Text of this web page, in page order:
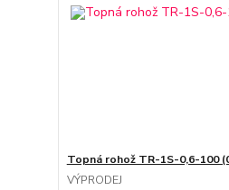
Topná rohož TR-1S-0,6-100
VÝPRODEJ